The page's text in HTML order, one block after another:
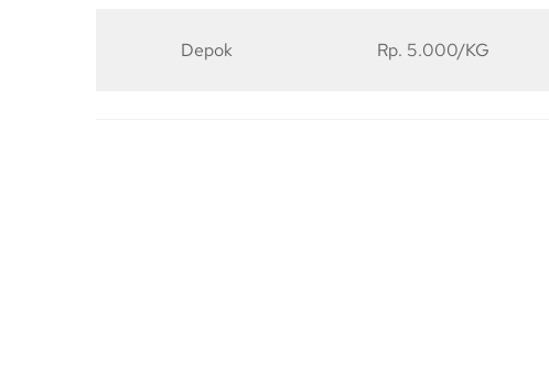
Depok Rp. 5.000/KG